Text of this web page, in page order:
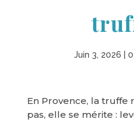
Juin 3, 2026 |
En Provence, la truffe
pas, elle se mérite :